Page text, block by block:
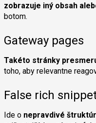
zobrazuje iný obsah
botom.
Gateway pages
Takéto stránky
toho, aby relevantne
False rich
Ide o nepravdivé